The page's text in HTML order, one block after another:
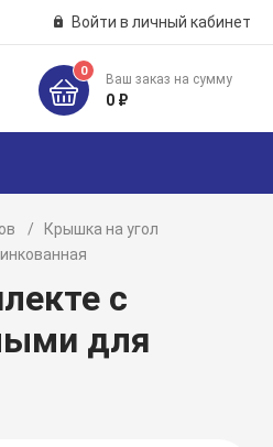
Войти в личный кабинет
0
Ваш заказ на сумму
0 ₽
Крышка на угол
с
для